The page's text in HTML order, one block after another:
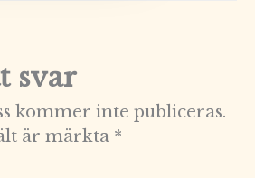
svar
kommer inte publiceras.
är märkta *